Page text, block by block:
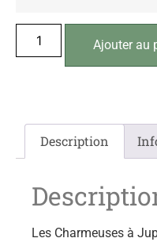
Ajouter au
Description
Les Charmeuses à